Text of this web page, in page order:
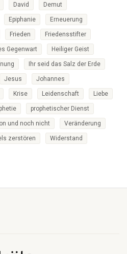
David Demut
Epiphanie Erneuerung
Frieden Friedensstifter
Gegenwart Heiliger Geist
Ihr seid das Salz der Erde
Jesus Johannes
Krise Leidenschaft Liebe
prophetischer Dienst
und noch nicht Veränderung
zerstören Widerstand